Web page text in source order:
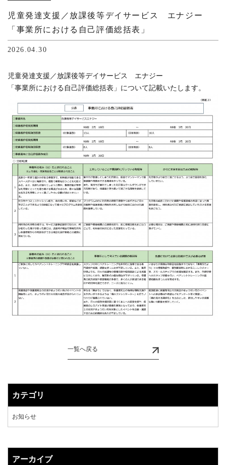
児童発達支援／放課後等デイサービス エナジー
「事業所における自己評価総括表」
2026.04.30
児童発達支援／放課後等デイサービス エナジー
「事業所における自己評価総括表」について記載いたします。
一覧へ戻る
カテゴリ
お知らせ
アーカイブ